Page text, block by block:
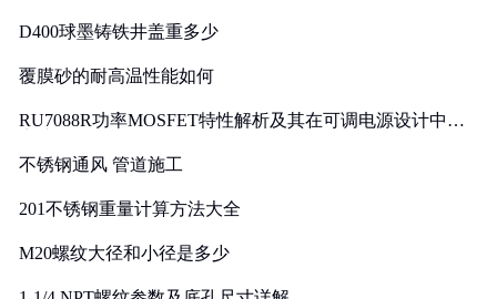
D400球墨铸铁井盖重多少
覆膜砂的耐高温性能如何
RU7088R功率MOSFET特性解析及其在可调电源设计中的
不锈钢通风 管道施工
201不锈钢重量计算方法大全
M20螺纹大径和小径是多少